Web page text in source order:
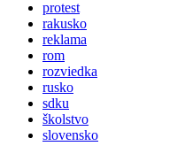
protest
rakusko
reklama
rom
rozviedka
rusko
sdku
školstvo
slovensko